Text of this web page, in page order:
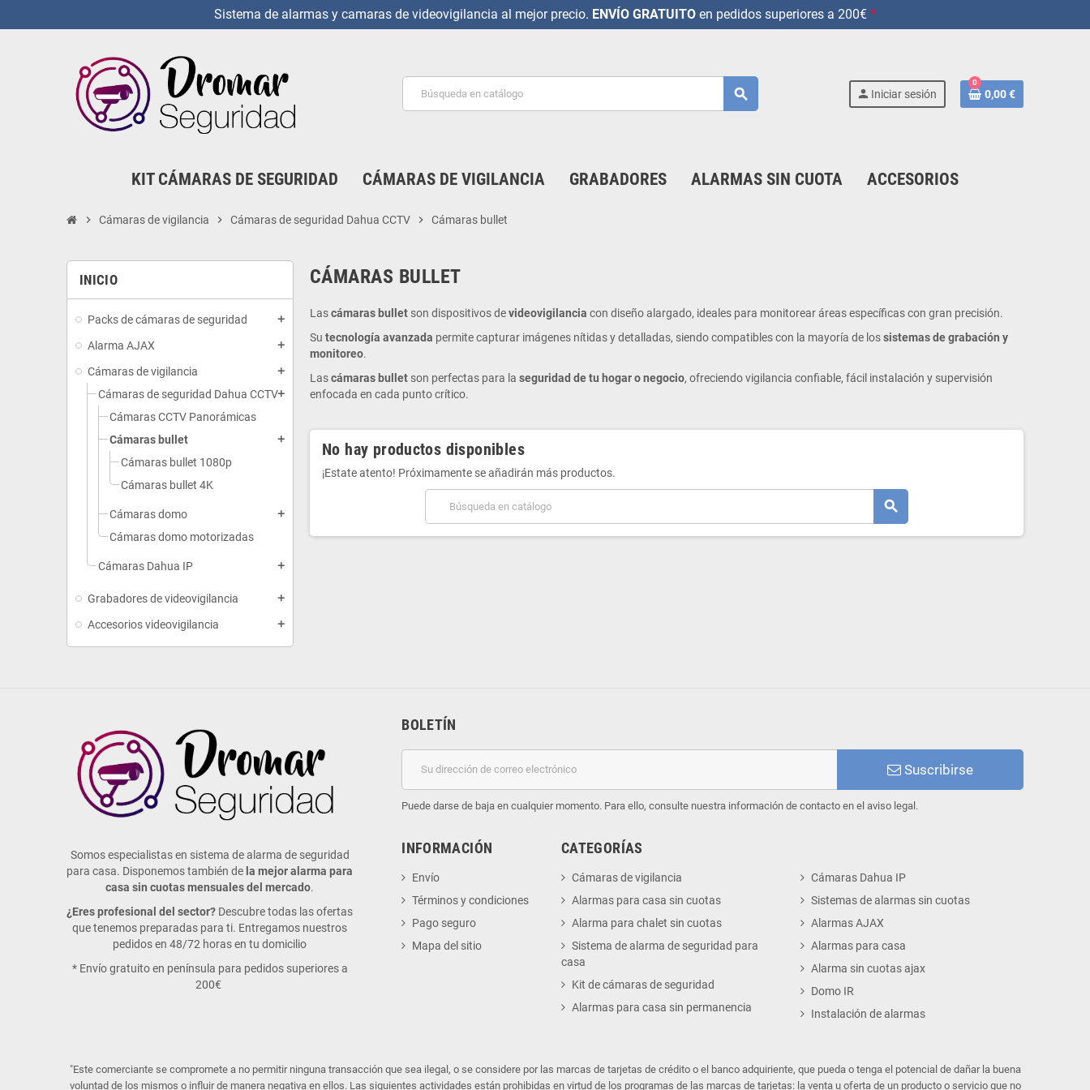
Sistema de alarmas y camaras de videovigilancia al mejor precio. ENVÍO GRATUITO en pedidos superiores a 200€ *
search person Iniciar sesión
0
0,00 €
KIT CÁMARAS DE SEGURIDAD CÁMARAS DE VIGILANCIA GRABADORES ALARMAS SIN CUOTA ACCESORIOS
chevron_right Cámaras de vigilancia chevron_right Cámaras de seguridad Dahua CCTV chevron_right Cámaras bullet
INICIO
Packs de cámaras de seguridad add
Alarma AJAX add
Cámaras de vigilancia add
Cámaras de seguridad Dahua CCTVadd
Cámaras CCTV Panorámicas
Cámaras bullet
add
Cámaras bullet 1080p
Cámaras bullet 4K
Cámaras domo add
Cámaras domo motorizadas
Cámaras Dahua IP add
Grabadores de videovigilancia add
Accesorios videovigilancia add
CÁMARAS BULLET
Lascámaras bullet son dispositivos devideovigilancia con diseño alargado, ideales para monitorear áreas específicas con gran precisión.
Su tecnología avanzada permite capturar imágenes nítidas y detalladas, siendo compatibles con la mayoría de lossistemas de grabación y
monitoreo.
Lascámaras bullet son perfectas para la seguridad de tu hogar o negocio, ofreciendo vigilancia confiable, fácil instalación y supervisión
enfocada en cada punto crítico.
No hay productos disponibles
¡Estate atento! Próximamente se añadirán más productos.
search
Somos especialistas en sistema de alarma de seguridad
para casa. Disponemos también de la mejor alarma para
casa sin cuotas mensuales del mercado.
¿Eres profesional del sector? Descubre todas las ofertas
que tenemos preparadas para ti. Entregamos nuestros
pedidos en 48/72 horas en tu domicilio
* Envío gratuito en península para pedidos superiores a
200€
BOLETÍN
Suscribirse
Puede darse de baja en cualquier momento. Para ello, consulte nuestra información de contacto en el aviso legal.
INFORMACIÓN
Envío
Términos y condiciones
Pago seguro
Mapa del sitio
CATEGORÍAS
Cámaras de vigilancia
Alarmas para casa sin cuotas
Alarma para chalet sin cuotas
Sistema de alarma de seguridad para
casa
Kit de cámaras de seguridad
Alarmas para casa sin permanencia
Cámaras Dahua IP
Sistemas de alarmas sin cuotas
Alarmas AJAX
Alarmas para casa
Alarma sin cuotas ajax
Domo IR
Instalación de alarmas
"Este comerciante se compromete a no permitir ninguna transacción que sea ilegal, o se considere por las marcas de tarjetas de crédito o el banco adquiriente, que pueda o tenga el potencial de dañar la buena
voluntad de los mismos o influir de manera negativa en ellos. Las siguientes actividades están prohibidas en virtud de los programas de las marcas de tarjetas: la venta u oferta de un producto o servicio que no